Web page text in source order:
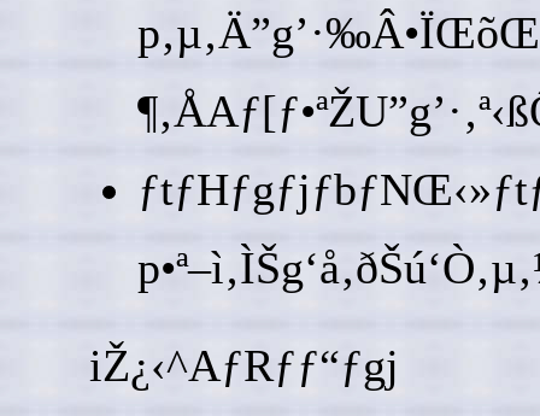
iŽ¿‹^AƒRƒƒ“ƒgj